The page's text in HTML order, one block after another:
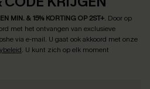
MIN. & 15% KORTING OP 2ST+. Door op
met het ontvangen van exclusieve
via e-mail. U gaat ook akkoord met onze
. U kunt zich op elk moment